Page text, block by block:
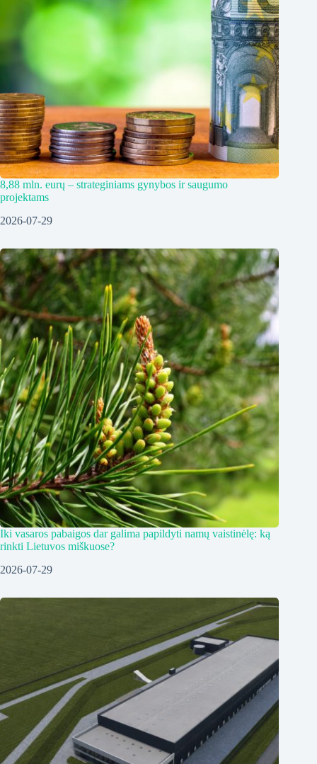
8,88 mln. eurų – strateginiams gynybos ir saugumo
projektams
2026-07-29
Iki vasaros pabaigos dar galima papildyti namų vaistinėlę: ką
rinkti Lietuvos miškuose?
2026-07-29